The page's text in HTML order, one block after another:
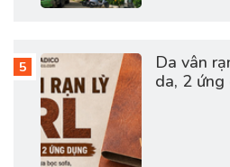
Da vân
da, 2